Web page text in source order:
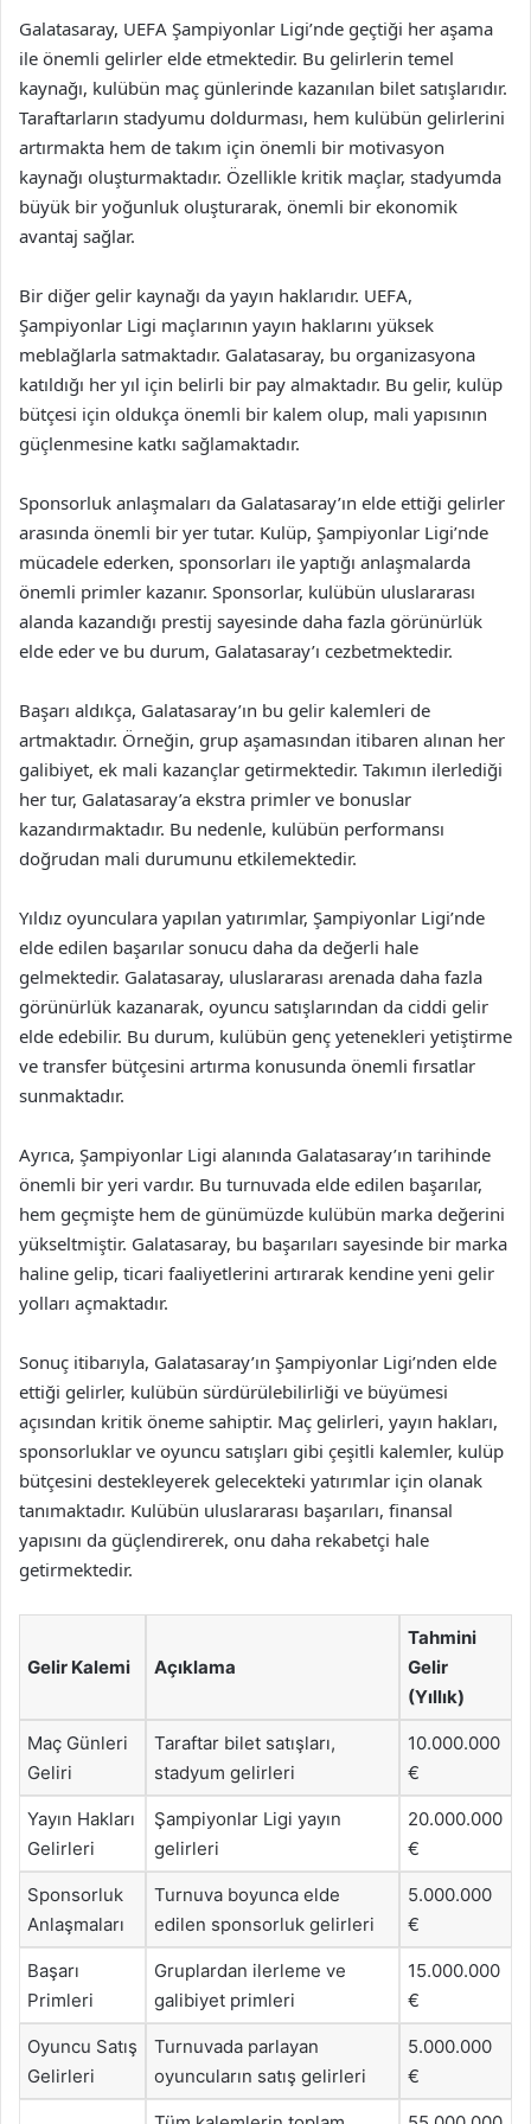
Galatasaray, UEFA Şampiyonlar Ligi’nde geçtiği her aşama
ile önemli gelirler elde etmektedir. Bu gelirlerin temel
kaynağı, kulübün maç günlerinde kazanılan bilet satışlarıdır.
Taraftarların stadyumu doldurması, hem kulübün gelirlerini
artırmakta hem de takım için önemli bir motivasyon
kaynağı oluşturmaktadır. Özellikle kritik maçlar, stadyumda
büyük bir yoğunluk oluşturarak, önemli bir ekonomik
avantaj sağlar.
Bir diğer gelir kaynağı da yayın haklarıdır. UEFA,
Şampiyonlar Ligi maçlarının yayın haklarını yüksek
meblağlarla satmaktadır. Galatasaray, bu organizasyona
katıldığı her yıl için belirli bir pay almaktadır. Bu gelir, kulüp
bütçesi için oldukça önemli bir kalem olup, mali yapısının
güçlenmesine katkı sağlamaktadır.
Sponsorluk anlaşmaları da Galatasaray’ın elde ettiği gelirler
arasında önemli bir yer tutar. Kulüp, Şampiyonlar Ligi’nde
mücadele ederken, sponsorları ile yaptığı anlaşmalarda
önemli primler kazanır. Sponsorlar, kulübün uluslararası
alanda kazandığı prestij sayesinde daha fazla görünürlük
elde eder ve bu durum, Galatasaray’ı cezbetmektedir.
Başarı aldıkça, Galatasaray’ın bu gelir kalemleri de
artmaktadır. Örneğin, grup aşamasından itibaren alınan her
galibiyet, ek mali kazançlar getirmektedir. Takımın ilerlediği
her tur, Galatasaray’a ekstra primler ve bonuslar
kazandırmaktadır. Bu nedenle, kulübün performansı
doğrudan mali durumunu etkilemektedir.
Yıldız oyunculara yapılan yatırımlar, Şampiyonlar Ligi’nde
elde edilen başarılar sonucu daha da değerli hale
gelmektedir. Galatasaray, uluslararası arenada daha fazla
görünürlük kazanarak, oyuncu satışlarından da ciddi gelir
elde edebilir. Bu durum, kulübün genç yetenekleri yetiştirme
ve transfer bütçesini artırma konusunda önemli fırsatlar
sunmaktadır.
Ayrıca, Şampiyonlar Ligi alanında Galatasaray’ın tarihinde
önemli bir yeri vardır. Bu turnuvada elde edilen başarılar,
hem geçmişte hem de günümüzde kulübün marka değerini
yükseltmiştir. Galatasaray, bu başarıları sayesinde bir marka
haline gelip, ticari faaliyetlerini artırarak kendine yeni gelir
yolları açmaktadır.
Sonuç itibarıyla, Galatasaray’ın Şampiyonlar Ligi’nden elde
ettiği gelirler, kulübün sürdürülebilirliği ve büyümesi
açısından kritik öneme sahiptir. Maç gelirleri, yayın hakları,
sponsorluklar ve oyuncu satışları gibi çeşitli kalemler, kulüp
bütçesini destekleyerek gelecekteki yatırımlar için olanak
tanımaktadır. Kulübün uluslararası başarıları, finansal
yapısını da güçlendirerek, onu daha rekabetçi hale
getirmektedir.
Gelir Kalemi Açıklama
Tahmini
Gelir
(Yıllık)
Maç Günleri
Geliri
Taraftar bilet satışları,
stadyum gelirleri
10.000.000
€
Yayın Hakları
Gelirleri
Şampiyonlar Ligi yayın
gelirleri
20.000.000
€
Sponsorluk
Anlaşmaları
Turnuva boyunca elde
edilen sponsorluk gelirleri
5.000.000
€
Başarı
Primleri
Gruplardan ilerleme ve
galibiyet primleri
15.000.000
€
Oyuncu Satış
Gelirleri
Turnuvada parlayan
oyuncuların satış gelirleri
5.000.000
€